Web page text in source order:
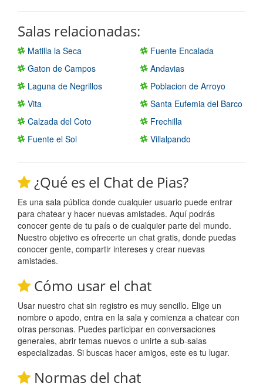
Salas relacionadas:
Matilla la Seca
Fuente Encalada
Gaton de Campos
Andavias
Laguna de Negrillos
Poblacion de Arroyo
Vita
Santa Eufemia del Barco
Calzada del Coto
Frechilla
Fuente el Sol
Villalpando
¿Qué es el Chat de Pias?
Es una sala pública donde cualquier usuario puede entrar
para chatear y hacer nuevas amistades. Aquí podrás
conocer gente de tu país o de cualquier parte del mundo.
Nuestro objetivo es ofrecerte un chat gratis, donde puedas
conocer gente, compartir intereses y crear nuevas
amistades.
Cómo usar el chat
Usar nuestro chat sin registro es muy sencillo. Elige un
nombre o apodo, entra en la sala y comienza a chatear con
otras personas. Puedes participar en conversaciones
generales, abrir temas nuevos o unirte a sub-salas
especializadas. Si buscas hacer amigos, este es tu lugar.
Normas del chat